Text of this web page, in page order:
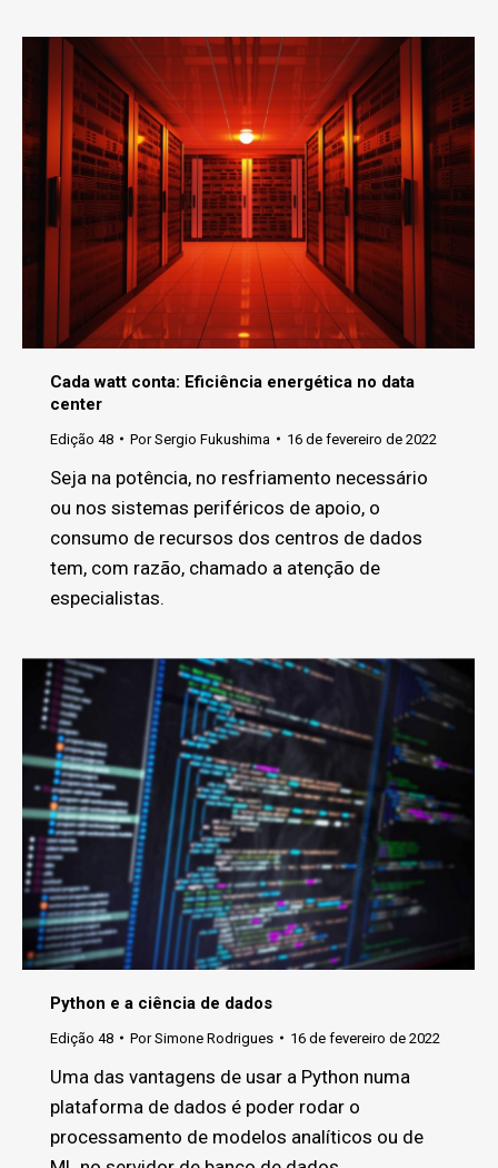
Cada watt conta: Eficiência energética no data
center
Edição 48 PorSergio Fukushima 16 de fevereiro de 2022
Seja na potência, no resfriamento necessário
ou nos sistemas periféricos de apoio, o
consumo de recursos dos centros de dados
tem, com razão, chamado a atenção de
especialistas.
Python e a ciência de dados
Edição 48 PorSimone Rodrigues 16 de fevereiro de 2022
Uma das vantagens de usar a Python numa
plataforma de dados é poder rodar o
processamento de modelos analíticos ou de